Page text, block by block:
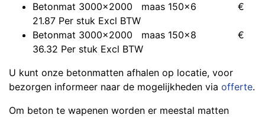
Betonmat 3000x2000 maas 150x6 €
21.87 Per stuk Excl BTW
Betonmat 3000x2000 maas 150x8 €
36.32 Per stuk Excl BTW
U kunt onze betonmatten afhalen op locatie, voor
bezorgen informeer naar de mogelijkheden via offerte.
Om beton te wapenen worden er meestal matten